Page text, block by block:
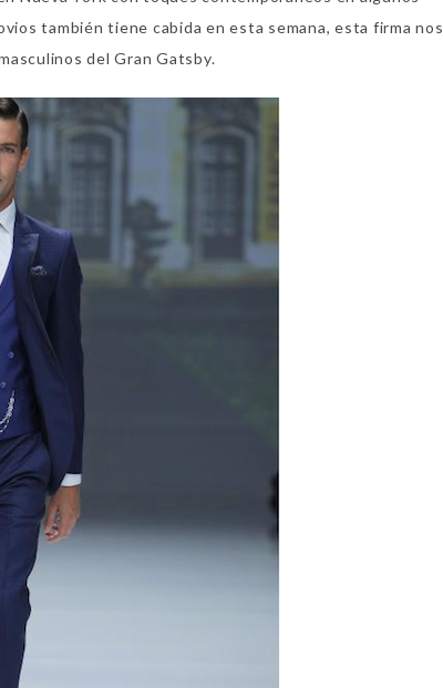
también tiene cabida en esta semana, esta firma nos
del Gran Gatsby.